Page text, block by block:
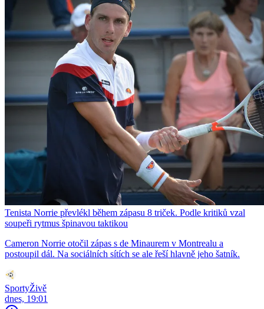
Tenista Norrie převlékl během zápasu 8 triček. Podle kritiků vzal
soupeři rytmus špinavou taktikou
Cameron Norrie otočil zápas s de Minaurem v Montrealu a
postoupil dál. Na sociálních sítích se ale řeší hlavně jeho šatník.
SportyŽivě
dnes, 19:01